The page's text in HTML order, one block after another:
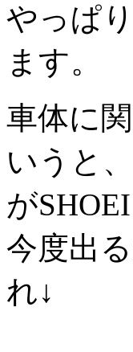
やっぱ
ます。
車体に
いうと
が
今度出
れ↓